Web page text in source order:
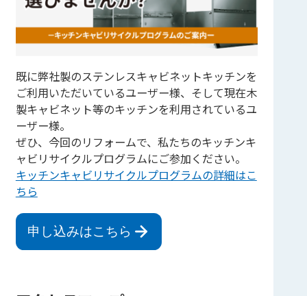
既に弊社製のステンレスキャビネットキッチンを
ご利用いただいているユーザー様、そして現在木
製キャビネット等のキッチンを利用されているユ
ーザー様。
ぜひ、今回のリフォームで、私たちのキッチンキ
ャビリサイクルプログラムにご参加ください。
キッチンキャビリサイクルプログラムの詳細はこ
ちら
申し込みはこちら